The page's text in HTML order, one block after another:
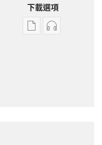
下載選項
電
錄